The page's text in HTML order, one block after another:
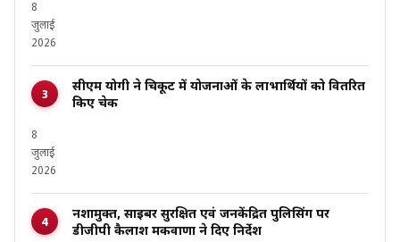
8
जुलाई
2026
सीएम योगी ने चित्रकूट में योजनाओं के लाभार्थियों को वितरित
किए चेक
8
जुलाई
2026
नशामुक्त, साइबर सुरक्षित एवं जनकेंद्रित पुलिसिंग पर
डीजीपी कैलाश मकवाणा ने दिए निर्देश